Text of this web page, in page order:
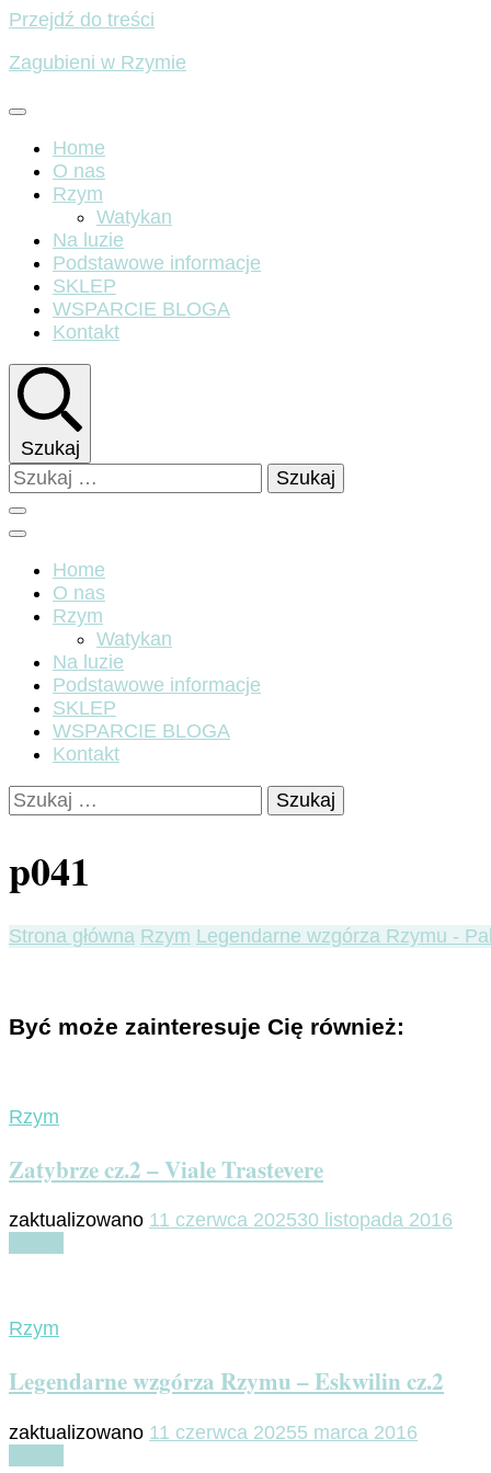
Przejdź do treści
Zagubieni w Rzymie
Home
O nas
Rzym
Watykan
Na luzie
Podstawowe informacje
SKLEP
WSPARCIE BLOGA
Kontakt
Szukaj
Szukaj:
Home
O nas
Rzym
Watykan
Na luzie
Podstawowe informacje
SKLEP
WSPARCIE BLOGA
Kontakt
Szukaj:
p041
Strona główna Rzym Legendarne wzgórza Rzymu -
Być może zainteresuje Cię również:
Rzym
Zatybrze cz.2 – Viale Trastevere
zaktualizowano 11 czerwca 202530 listopada 2016
Rzym
Legendarne wzgórza Rzymu – Eskwilin cz.2
zaktualizowano 11 czerwca 20255 marca 2016